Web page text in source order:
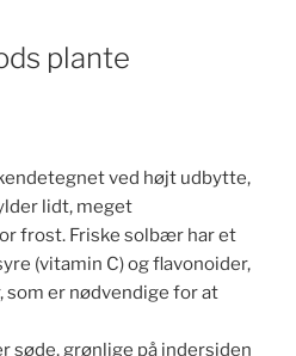
plante
ved højt udbytte,
lidt, meget
frost. Friske solbær har et
(vitamin C) og flavonoider,
som er nødvendige for at
søde, grønlige på indersiden